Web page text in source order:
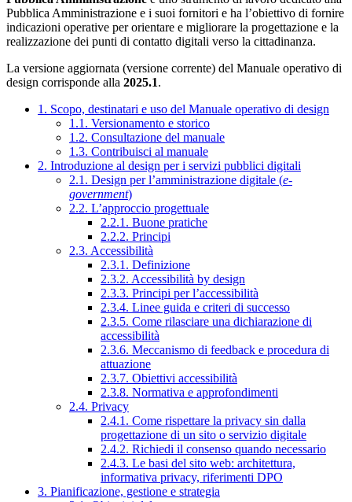
Pubblica Amministrazione e i suoi fornitori e ha l’obiettivo di fornire
indicazioni operative per orientare e migliorare la progettazione e la
realizzazione dei punti di contatto digitali verso la cittadinanza.
La versione aggiornata (versione corrente) del Manuale operativo di
design corrisponde alla 2025.1.
1. Scopo, destinatari e uso del Manuale operativo di design
1.1. Versionamento e storico
1.2. Consultazione del manuale
1.3. Contribuisci al manuale
2. Introduzione al design per i servizi pubblici digitali
2.1. Design per l’amministrazione digitale (e-
government)
2.2. L’approccio progettuale
2.2.1. Buone pratiche
2.2.2. Principi
2.3. Accessibilità
2.3.1. Definizione
2.3.2. Accessibilità by design
2.3.3. Principi per l’accessibilità
2.3.4. Linee guida e criteri di successo
2.3.5. Come rilasciare una dichiarazione di
accessibilità
2.3.6. Meccanismo di feedback e procedura di
attuazione
2.3.7. Obiettivi accessibilità
2.3.8. Normativa e approfondimenti
2.4. Privacy
2.4.1. Come rispettare la privacy sin dalla
progettazione di un sito o servizio digitale
2.4.2. Richiedi il consenso quando necessario
2.4.3. Le basi del sito web: architettura,
informativa privacy, riferimenti DPO
3. Pianificazione, gestione e strategia